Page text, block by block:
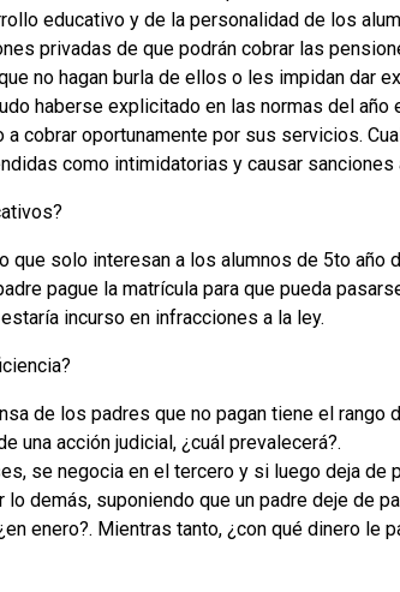
educativo y de la personalidad de los
privadas de que podrán cobrar las
no hagan burla de ellos o les impidan dar
haberse explicitado en las normas del año
cobrar oportunamente por sus servicios.
como intimidatorias y causar sanciones
solo interesan a los alumnos de 5to año
pague la matrícula para que pueda
incurso en infracciones a la ley.
de los padres que no pagan tiene el rango
una acción judicial, ¿cuál prevalecerá?.
se negocia en el tercero y si luego deja de
demás, suponiendo que un padre deje de
enero?. Mientras tanto, ¿con qué dinero le